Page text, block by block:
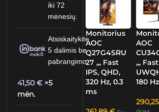
iki 72
mėnesių.
Atsiskaitykite
5 dalimis be
pabrangimo.
41,50€ ×5
mėn.
Monitorius
AOC
Q27G4SRU
27 „, Fast
IPS, QHD,
320 Hz, 0.3
ms
AOC
„,
180